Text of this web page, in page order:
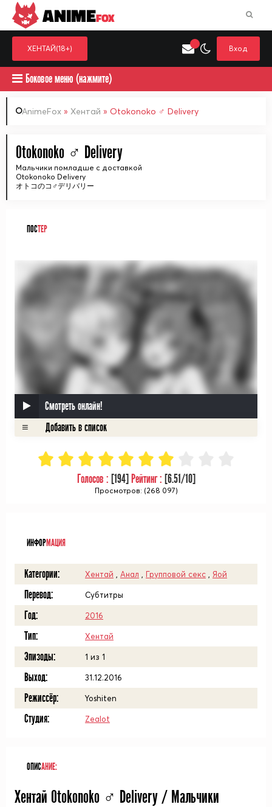
Выберите одну категорию для поиска
ANIMEFOX
ХЕНТАЙ(18+) Вход
Боковое меню (нажмите)
AnimeFox » Хентай » Otokonoko ♂ Delivery
Otokonoko ♂ Delivery
Мальчики помладше с доставкой
Otokonoko Delivery
オトコのコ♂デリバリー
ПОСТЕР
Смотреть онлайн!
Голосов : [194] Рейтинг : [6.51/10]
Просмотров: (268 097)
ИНФОРМАЦИЯ
Категории: Хентай Анал Групповой секс Яой
Перевод: Субтитры
Год: 2016
Тип: Хентай
Эпизоды: 1 из 1
Выход: 31.12.2016
Режиссёр: Yoshiten
Студия: Zealot
ОПИСАНИЕ:
Хентай Otokonoko ♂ Delivery / Мальчики